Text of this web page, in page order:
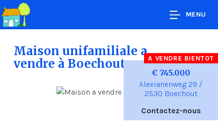
MENU
Maison unifamiliale a
vendre à Boechout
€ 745.000
Alexianenweg 29 /
2530 Boechout
Contactez-nous
A VENDRE BIENTOT